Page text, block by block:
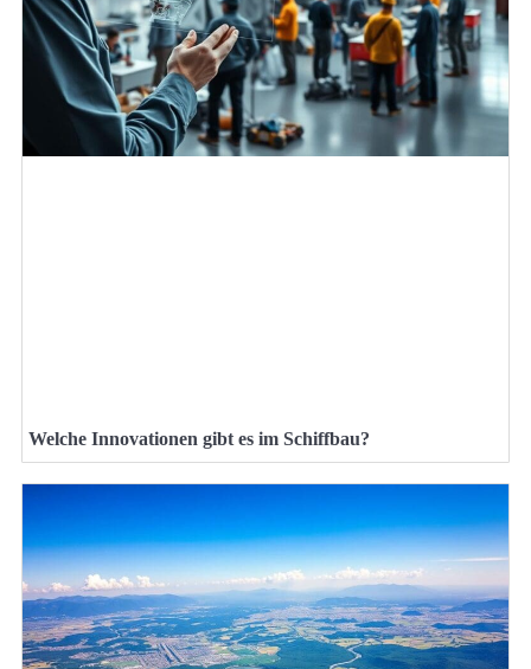
Welche Innovationen gibt es im Schiffbau?